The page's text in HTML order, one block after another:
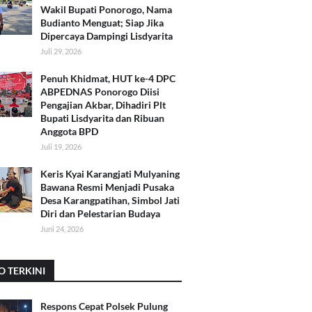
Wakil Bupati Ponorogo, Nama
Budianto Menguat; Siap Jika
Dipercaya Dampingi Lisdyarita
Juli 29, 2026
Penuh Khidmat, HUT ke-4 DPC
ABPEDNAS Ponorogo Diisi
Pengajian Akbar, Dihadiri Plt
Bupati Lisdyarita dan Ribuan
Anggota BPD
Juli 19, 2026
Keris Kyai Karangjati Mulyaning
Bawana Resmi Menjadi Pusaka
Desa Karangpatihan, Simbol Jati
Diri dan Pelestarian Budaya
Juni 24, 2026
TERKINI
Respons Cepat Polsek Pulung